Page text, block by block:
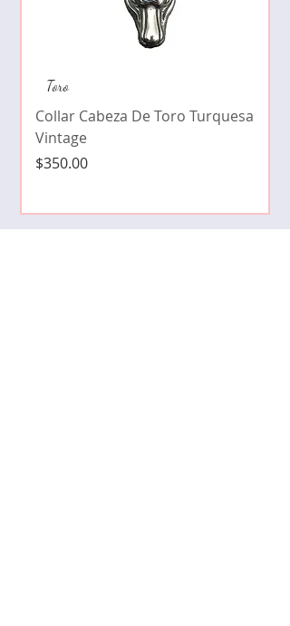
Toro
Collar Cabeza De Toro Turquesa
Vintage
Precio
$350.00